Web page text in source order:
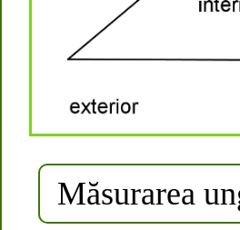
Măsurarea